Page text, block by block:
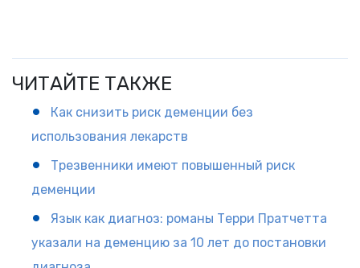
ЧИТАЙТЕ ТАКЖЕ
Как снизить риск деменции без
использования лекарств
Трезвенники имеют повышенный риск
деменции
Язык как диагноз: романы Терри Пратчетта
указали на деменцию за 10 лет до постановки